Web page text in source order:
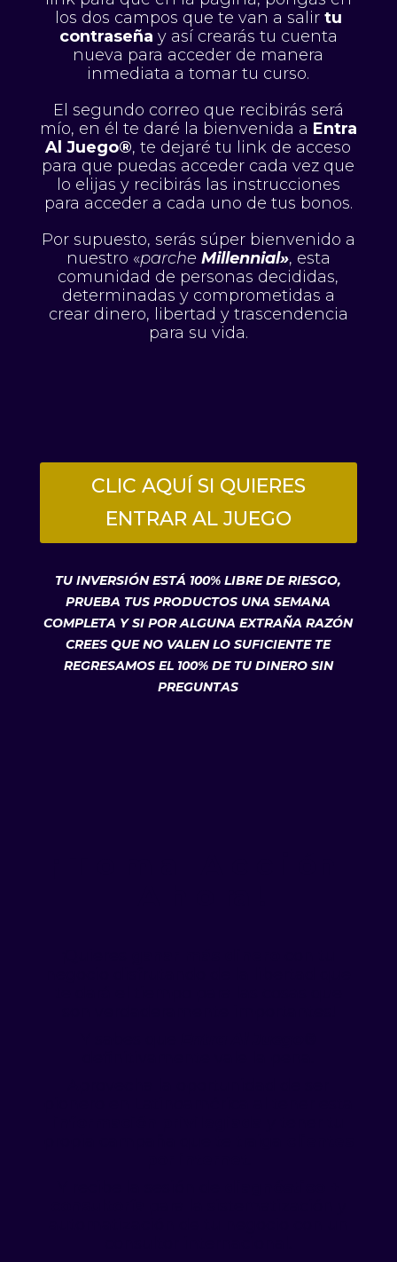
los dos campos que te van a salir tu
contraseña y así crearás tu cuenta
nueva para acceder de manera
inmediata a tomar tu curso.
El segundo correo que recibirás será
mío, en él te daré la bienvenida a Entra
Al Juego®, te dejaré tu link de acceso
para que puedas acceder cada vez que
lo elijas y recibirás las instrucciones
para acceder a cada uno de tus bonos.
Por supuesto, serás súper bienvenido a
nuestro «parche Millennial», esta
comunidad de personas decididas,
determinadas y comprometidas a
crear dinero, libertad y trascendencia
para su vida.
CLIC AQUÍ SI QUIERES
ENTRAR AL JUEGO
TU INVERSIÓN ESTÁ 100% LIBRE DE RIESGO,
PRUEBA TUS PRODUCTOS UNA SEMANA
COMPLETA Y SI POR ALGUNA EXTRAÑA RAZÓN
CREES QUE NO VALEN LO SUFICIENTE TE
REGRESAMOS EL 100% DE TU DINERO SIN
PREGUNTAS